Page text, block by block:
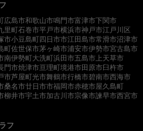
広島市和歌山市鳴門市富津市下関市
里町石巻市平戸市横浜市神戸市江戸川区
市小豆島町四日市市江田島市常滑市沼津市
町佐世保市茅ヶ崎市浦安市伊勢市宮古島市
南伊勢町大洗町浜田市五島市 上天草市
門市焼津市亘理町境港市田原市臼杵市
市芦屋町光市舞鶴市行橋市碧南市西海市
桑名市廿日市市福岡市赤穂市屋久島町
柳井市宇土市加古川市宗像市諫早市西宮市
フ